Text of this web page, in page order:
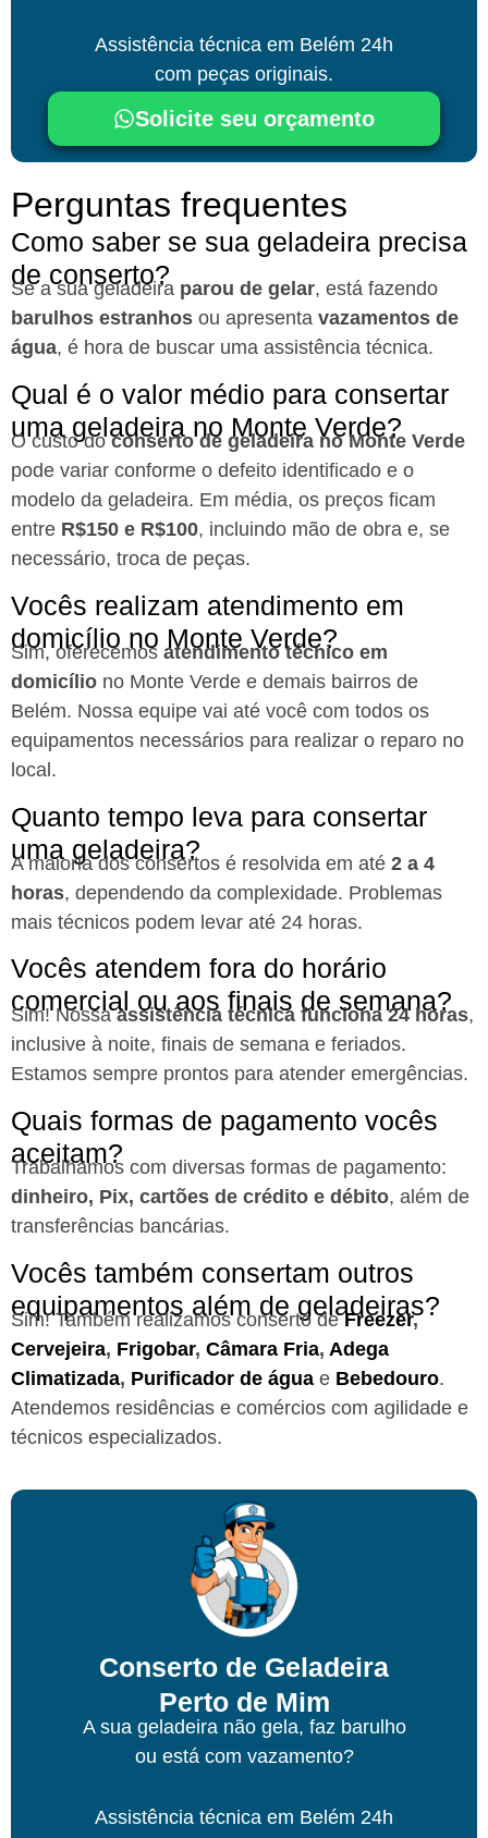
Assistência técnica em Belém 24h
com peças originais.
Solicite seu orçamento
Perguntas frequentes
Como saber se sua geladeira precisa
de conserto?
Se a sua geladeira parou de gelar, está fazendo
barulhos estranhos ou apresenta vazamentos de
água, é hora de buscar uma assistência técnica.
Qual é o valor médio para consertar
uma geladeira no Monte Verde?
O custo doconserto de geladeira no Monte Verde
pode variar conforme o defeito identificado e o
modelo da geladeira. Em média, os preços ficam
entre R$150 e R$100, incluindo mão de obra e, se
necessário, troca de peças.
Vocês realizam atendimento em
domicílio no Monte Verde?
Sim, oferecemos atendimento técnico em
domicílio no Monte Verde e demais bairros de
Belém. Nossa equipe vai até você com todos os
equipamentos necessários para realizar o reparo no
local.
Quanto tempo leva para consertar
uma geladeira?
A maioria dos consertos é resolvida em até 2 a 4
horas, dependendo da complexidade. Problemas
mais técnicos podem levar até 24 horas.
Vocês atendem fora do horário
comercial ou aos finais de semana?
Sim! Nossaassistência técnica funciona 24 horas,
inclusive à noite, finais de semana e feriados.
Estamos sempre prontos para atender emergências.
Quais formas de pagamento vocês
aceitam?
Trabalhamos com diversas formas de pagamento:
dinheiro, Pix, cartões de crédito e débito, além de
transferências bancárias.
Vocês também consertam outros
equipamentos além de geladeiras?
Sim! Também realizamos conserto deFreezer,
Cervejeira, Frigobar, Câmara Fria, Adega
Climatizada, Purificador de água e Bebedouro.
Atendemos residências e comércios com agilidade e
técnicos especializados.
Conserto de Geladeira
Perto de Mim
A sua geladeira não gela, faz barulho
ou está com vazamento?
Assistência técnica em Belém 24h